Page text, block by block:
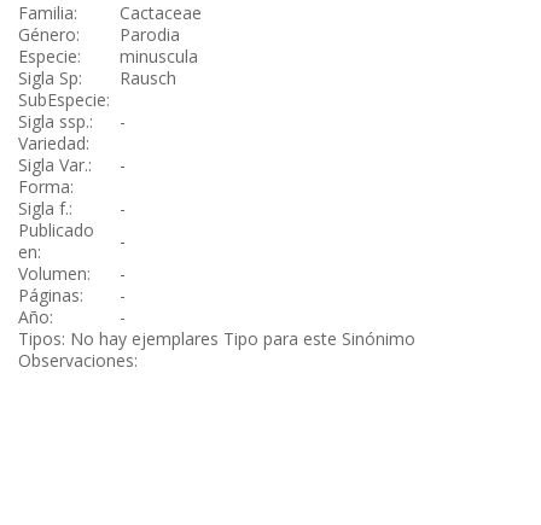
Familia:
Cactaceae
Género:
Parodia
Especie:
minuscula
Sigla Sp:
Rausch
SubEspecie:
Sigla ssp.:
-
Variedad:
Sigla Var.:
-
Forma:
Sigla f.:
-
Publicado
en:
-
Volumen:
-
Páginas:
-
Año:
-
Tipos: No hay ejemplares Tipo para este Sinónimo
Observaciones: